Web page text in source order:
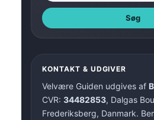
Søg
KONTAKT & UDGIVER
Velvære Guiden udgives af
CVR: 34482853, Dalgas
Frederiksberg, Danmark.